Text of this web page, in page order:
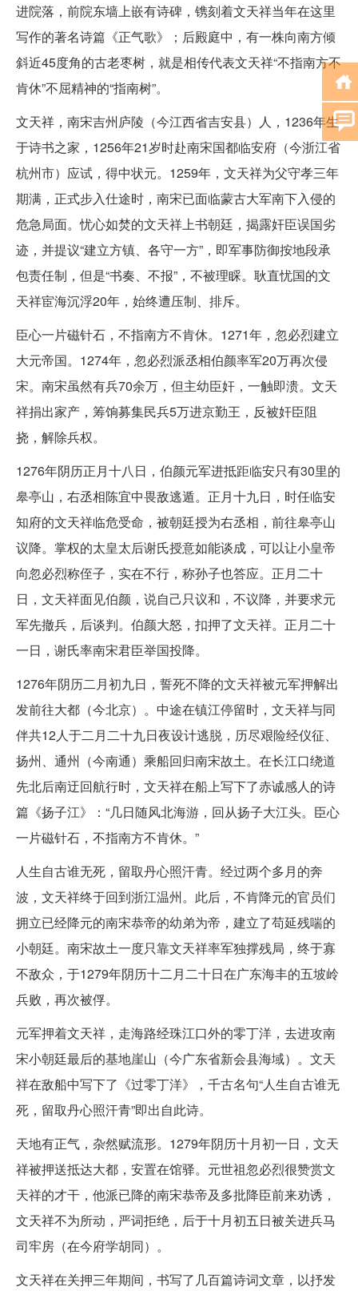
进院落，前院东墙上嵌有诗碑，镌刻着文天祥当年在这里
写作的著名诗篇《正气歌》；后殿庭中，有一株向南方倾
斜近45度角的古老枣树，就是相传代表文天祥“不指南方不
肯休”不屈精神的“指南树”。
文天祥，南宋吉州庐陵（今江西省吉安县）人，1236年生
于诗书之家，1256年21岁时赴南宋国都临安府（今浙江省
杭州市）应试，得中状元。1259年，文天祥为父守孝三年
期满，正式步入仕途时，南宋已面临蒙古大军南下入侵的
危急局面。忧心如焚的文天祥上书朝廷，揭露奸臣误国劣
迹，并提议“建立方镇、各守一方”，即军事防御按地段承
包责任制，但是“书奏、不报”，不被理睬。耿直忧国的文
天祥宦海沉浮20年，始终遭压制、排斥。
臣心一片磁针石，不指南方不肯休。1271年，忽必烈建立
大元帝国。1274年，忽必烈派丞相伯颜率军20万再次侵
宋。南宋虽然有兵70余万，但主幼臣奸，一触即溃。文天
祥捐出家产，筹饷募集民兵5万进京勤王，反被奸臣阻
挠，解除兵权。
1276年阴历正月十八日，伯颜元军进抵距临安只有30里的
皋亭山，右丞相陈宜中畏敌逃遁。正月十九日，时任临安
知府的文天祥临危受命，被朝廷授为右丞相，前往皋亭山
议降。掌权的太皇太后谢氏授意如能谈成，可以让小皇帝
向忽必烈称侄子，实在不行，称孙子也答应。正月二十
日，文天祥面见伯颜，说自己只议和，不议降，并要求元
军先撤兵，后谈判。伯颜大怒，扣押了文天祥。正月二十
一日，谢氏率南宋君臣举国投降。
1276年阴历二月初九日，誓死不降的文天祥被元军押解出
发前往大都（今北京）。中途在镇江停留时，文天祥与同
伴共12人于二月二十九日夜设计逃脱，历尽艰险经仪征、
扬州、通州（今南通）乘船回归南宋故土。在长江口绕道
先北后南迂回航行时，文天祥在船上写下了赤诚感人的诗
篇《扬子江》：“几日随风北海游，回从扬子大江头。臣心
一片磁针石，不指南方不肯休。”
人生自古谁无死，留取丹心照汗青。经过两个多月的奔
波，文天祥终于回到浙江温州。此后，不肯降元的官员们
拥立已经降元的南宋恭帝的幼弟为帝，建立了苟延残喘的
小朝廷。南宋故土一度只靠文天祥率军独撑残局，终于寡
不敌众，于1279年阴历十二月二十日在广东海丰的五坡岭
兵败，再次被俘。
元军押着文天祥，走海路经珠江口外的零丁洋，去进攻南
宋小朝廷最后的基地崖山（今广东省新会县海域）。文天
祥在敌船中写下了《过零丁洋》，千古名句“人生自古谁无
死，留取丹心照汗青”即出自此诗。
天地有正气，杂然赋流形。1279年阴历十月初一日，文天
祥被押送抵达大都，安置在馆驿。元世祖忽必烈很赞赏文
天祥的才干，他派已降的南宋恭帝及多批降臣前来劝诱，
文天祥不为所动，严词拒绝，后于十月初五日被关进兵马
司牢房（在今府学胡同）。
文天祥在关押三年期间，书写了几百篇诗词文章，以抒发